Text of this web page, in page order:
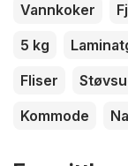
Vannkoker
5 kg
Fliser
Kommode